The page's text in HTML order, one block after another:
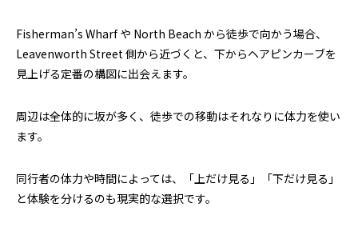
Fisherman’s Wharf や North Beach から徒歩で向かう場合、
Leavenworth Street 側から近づくと、下からヘアピンカーブを
見上げる定番の構図に出会えます。
周辺は全体的に坂が多く、徒歩での移動はそれなりに体力を使い
ます。
同行者の体力や時間によっては、「上だけ見る」「下だけ見る」
と体験を分けるのも現実的な選択です。